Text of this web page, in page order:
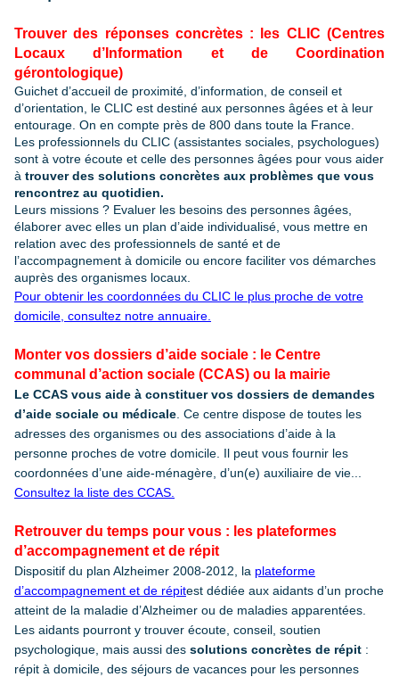
Trouver des réponses concrètes : les CLIC (Centres
Locaux d’Information et de Coordination
gérontologique)
Guichet d’accueil de proximité, d’information, de conseil et
d’orientation, le CLIC est destiné aux personnes âgées et à leur
entourage. On en compte près de 800 dans toute la France.
Les professionnels du CLIC (assistantes sociales, psychologues)
sont à votre écoute et celle des personnes âgées pour vous aider
à trouver des solutions concrètes aux problèmes que vous
rencontrez au quotidien.
Leurs missions ? Evaluer les besoins des personnes âgées,
élaborer avec elles un plan d’aide individualisé, vous mettre en
relation avec des professionnels de santé et de
l’accompagnement à domicile ou encore faciliter vos démarches
auprès des organismes locaux.
Pour obtenir les coordonnées du CLIC le plus proche de votre
domicile, consultez notre annuaire.
Monter vos dossiers d’aide sociale : le Centre
communal d’action sociale (CCAS) ou la mairie
Le CCAS vous aide à constituer vos dossiers de demandes
d’aide sociale ou médicale . Ce centre dispose de toutes les
adresses des organismes ou des associations d’aide à la
personne proches de votre domicile. Il peut vous fournir les
coordonnées d’une aide-ménagère, d’un(e) auxiliaire de vie...
Consultez la liste des CCAS.
Retrouver du temps pour vous : les plateformes
d’accompagnement et de répit
Dispositif du plan Alzheimer 2008-2012, la plateforme
d’accompagnement et de répitest dédiée aux aidants d’un proche
atteint de la maladie d’Alzheimer ou de maladies apparentées.
Les aidants pourront y trouver écoute, conseil, soutien
psychologique, mais aussi des solutions concrètes de répit :
répit à domicile, des séjours de vacances pour les personnes